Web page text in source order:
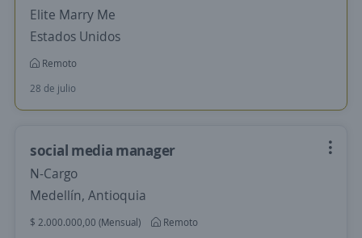
Elite Marry Me
Estados Unidos
Remoto
28 de julio
social media manager
N-Cargo
Medellín, Antioquia
$ 2.000.000,00 (Mensual)
Remoto